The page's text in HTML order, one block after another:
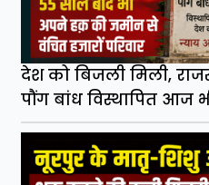
देश को बिजली मिली,
पौंग बांध विस्थापित आज